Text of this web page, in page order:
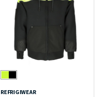
REFRIGIWEAR